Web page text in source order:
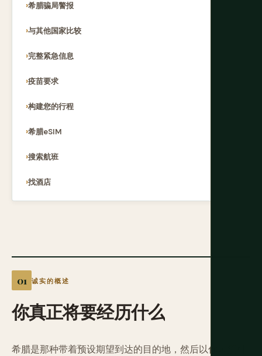
诚实的概述
你真正将要经历什么
希腊是那种带着预设期望到达的目的地，然后以你未预料
希腊骗局警报
与其他国家比较
完整紧急信息
疫苗要求
构建您的行程
希腊eSIM
搜索航班
找酒店